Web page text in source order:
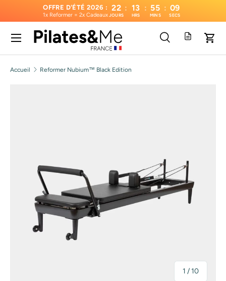
Aller au contenu
OFFRE D'ÉTÉ 2026 :
1x Reformer = 2x Cadeaux
22
JOURS
: 13
HRS
: 55
MINS
: 09
SECS
Recherche
Type de produit
Recherche
Menu
Accueil Reformer Nubium™ Black Edition
1 / de
10